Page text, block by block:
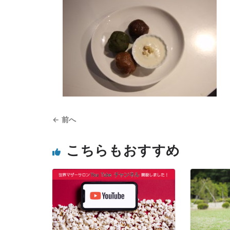
← 前へ
こちらもおすすめ